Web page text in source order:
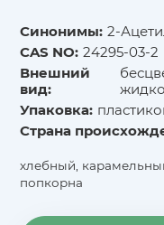
Синонимы: 2-
CAS NO: 24295-03-2
Внешний
вид:
Упаковка:
Страна
хлебный,
попкорна